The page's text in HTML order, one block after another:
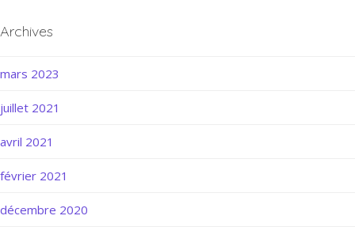
Archives
mars 2023
juillet 2021
avril 2021
février 2021
décembre 2020